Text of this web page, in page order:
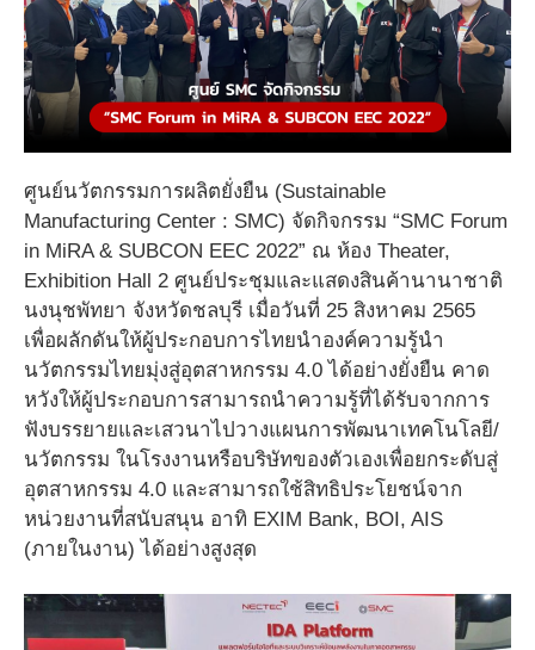
ศูนย์นวัตกรรมการผลิตยั่งยืน (Sustainable
Manufacturing Center : SMC) จัดกิจกรรม “SMC Forum
in MiRA & SUBCON EEC 2022” ณ ห้อง Theater,
Exhibition Hall 2 ศูนย์ประชุมและแสดงสินค้านานาชาติ
นงนุชพัทยา จังหวัดชลบุรี เมื่อวันที่ 25 สิงหาคม 2565
เพื่อผลักดันให้ผู้ประกอบการไทยนำองค์ความรู้นำ
นวัตกรรมไทยมุ่งสู่อุตสาหกรรม 4.0 ได้อย่างยั่งยืน คาด
หวังให้ผู้ประกอบการสามารถนำความรู้ที่ได้รับจากการ
ฟังบรรยายและเสวนาไปวางแผนการพัฒนาเทคโนโลยี/
นวัตกรรม ในโรงงานหรือบริษัทของตัวเองเพื่อยกระดับสู่
อุตสาหกรรม 4.0 และสามารถใช้สิทธิประโยชน์จาก
หน่วยงานที่สนับสนุน อาทิ EXIM Bank, BOI, AIS
(ภายในงาน) ได้อย่างสูงสุด